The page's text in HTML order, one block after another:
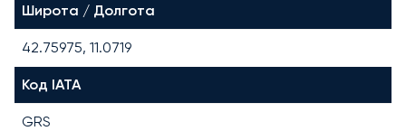
Широта / Долгота
42.75975, 11.0719
Код IATA
GRS